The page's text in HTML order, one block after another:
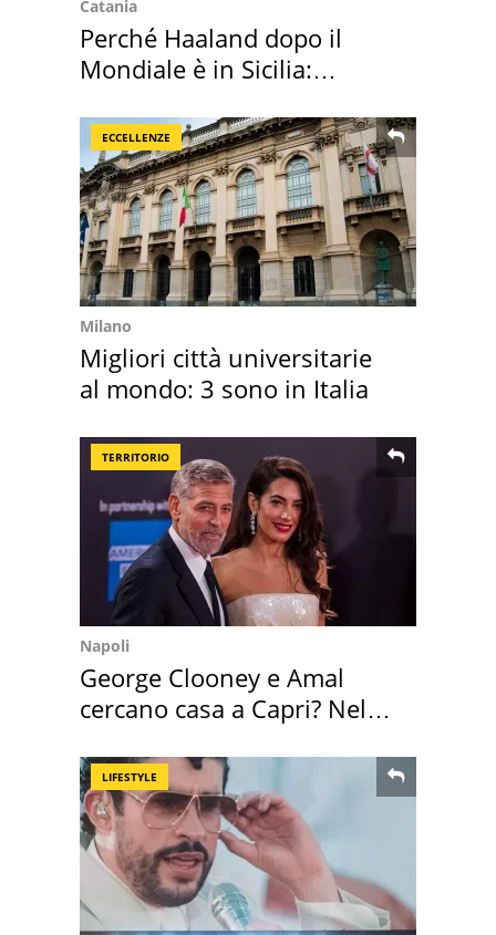
Catania
Perché Haaland dopo il
Mondiale è in Sicilia:
ECCELLENZE
Milano
Migliori città universitarie
al mondo: 3 sono in Italia
TERRITORIO
Napoli
George Clooney e Amal
cercano casa a Capri? Nel
LIFESTYLE